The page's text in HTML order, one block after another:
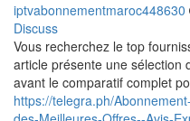
iptvabonnementmaroc448630
Discuss
Vous recherchez le top
article présente une sélection
avant le comparatif complet
https://telegra.ph/